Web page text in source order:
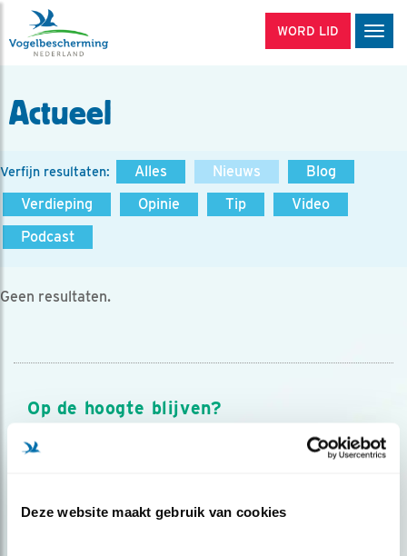
Deze website maakt gebruik van cookies
WORD LID
Actueel
Verfijn resultaten: Alles Nieuws
Blog
Verdieping
Opinie Tip
Video
Podcast
Geen resultaten.
Op de hoogte blijven?
Meld je aan en ontvang nieuws, inspiratie, acties en tips
over vogels en activiteiten van Vogelbescherming.